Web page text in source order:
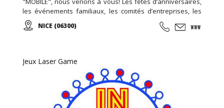
les événements familiaux, les comités d’entreprises, les
manifestations sportives,... Contactez-nous !
NICE (06300)
Jeux Laser Game